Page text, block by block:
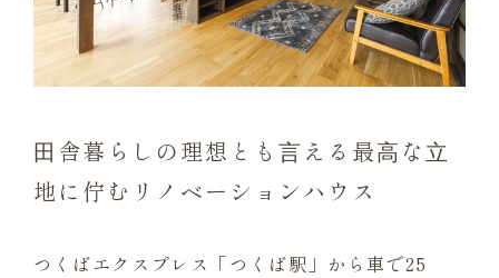
⽥舎暮らしの理想とも⾔える最⾼な⽴
地に佇むリノベーションハウス
つくばエクスプレス「つくば駅」から車で25